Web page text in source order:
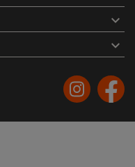

keyboard_arrow_down